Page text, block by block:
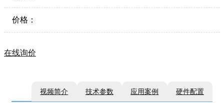
价格：
在线询价
视频简介 技术参数 应用案例 硬件配置